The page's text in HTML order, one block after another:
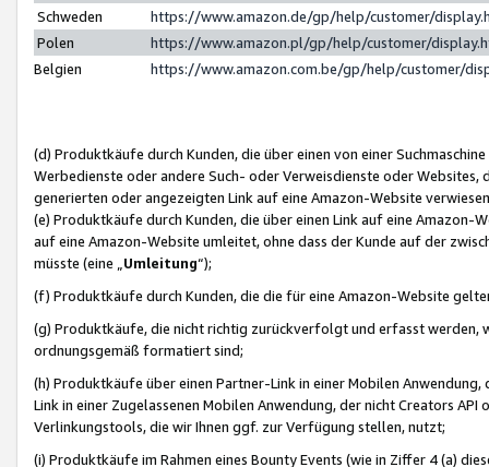
Schweden
https://www.amazon.de/gp/help/customer/
Polen
https://www.amazon.pl/gp/help/customer/
Belgien
https://www.amazon.com.be/gp/help/customer/
(d) Produktkäufe durch Kunden, die über einen von einer
Werbedienste oder andere Such- oder Verweisdienste oder Websites,
generierten oder angezeigten Link auf eine Amazon-Website
(e) Produktkäufe durch Kunden, die über einen Link auf eine
auf eine Amazon-Website umleitet, ohne dass der Kunde auf der
müsste (eine „ Umleitung“);
(f) Produktkäufe durch Kunden, die die für eine Amazon-Website
(g) Produktkäufe, die nicht richtig zurückverfolgt und erfasst werden,
ordnungsgemäß formatiert sind;
(h) Produktkäufe über einen Partner-Link in einer Mobilen
Link in einer Zugelassenen Mobilen Anwendung, der nicht Creators
Verlinkungstools, die wir Ihnen ggf. zur Verfügung stellen, nutzt;
(i) Produktkäufe im Rahmen eines Bounty Events (wie in Ziffer 4 (a)